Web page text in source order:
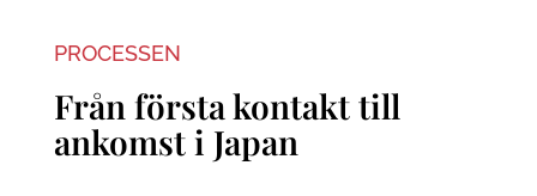
PROCESSEN
Från första kontakt till
ankomst i Japan